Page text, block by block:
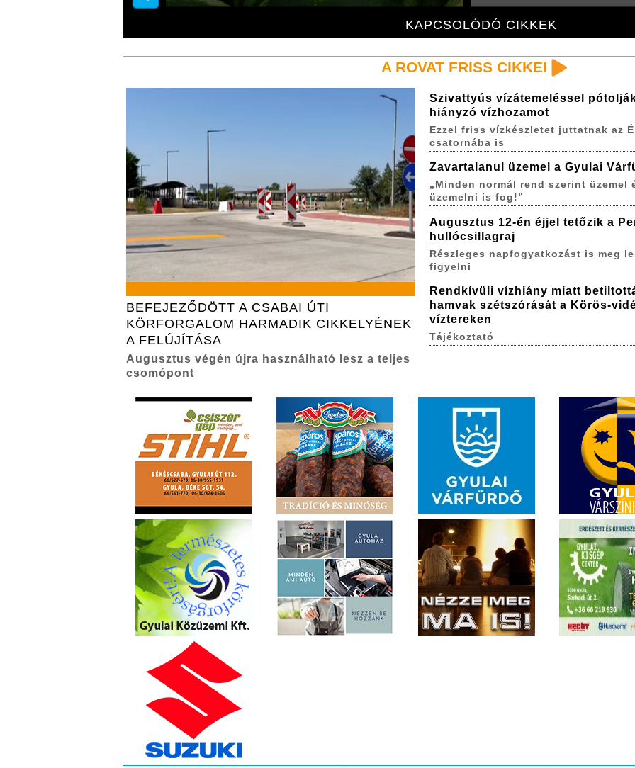
KAPCSOLÓDÓ CIKKEK
A ROVAT FRISS CIKKEI
BEFEJEZŐDÖTT A CSABAI ÚTI
KÖRFORGALOM HARMADIK CIKKELYÉNEK
A FELÚJÍTÁSA
Augusztus végén újra használható lesz a teljes
csomópont
Szivattyús vízátemeléssel
hiányzó vízhozamot
Ezzel friss vízkészletet juttatnak az
csatornába is
Zavartalanul üzemel a Gyulai
„Minden normál rend szerint üzemel
üzemelni is fog!”
Augusztus 12-én éjjel tetőzik a
hullócsillagraj
Részleges napfogyatkozást is meg
figyelni
Rendkívüli vízhiány miatt
hamvak szétszórását a Körös-
víztereken
Tájékoztató